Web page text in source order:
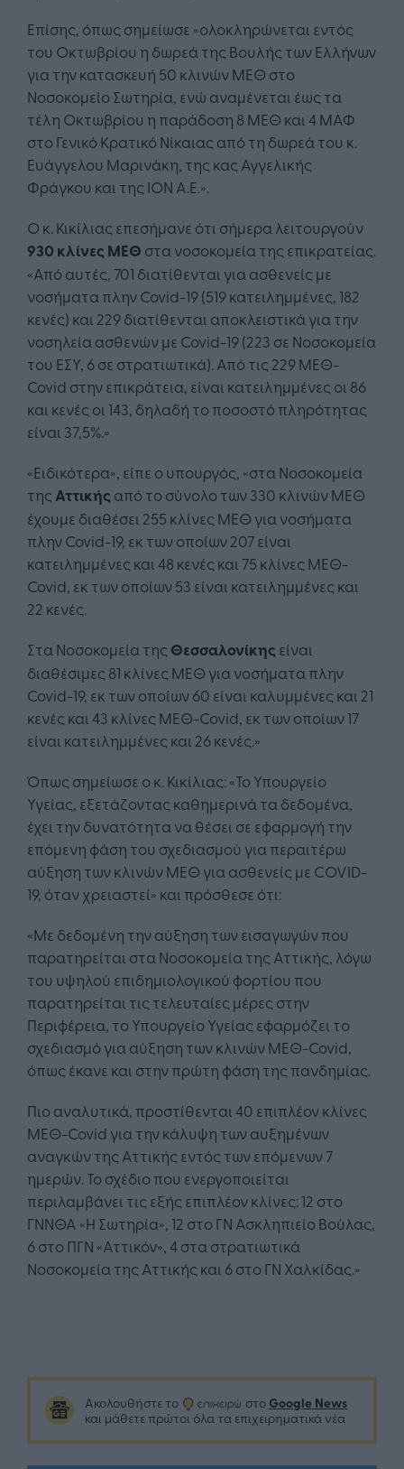
Επίσης, όπως σημείωσε «ολοκληρώνεται εντός
του Οκτωβρίου η δωρεά της Βουλής των Ελλήνων
για την κατασκευή 50 κλινών ΜΕΘ στο
Νοσοκομείο Σωτηρία, ενώ αναμένεται έως τα
τέλη Οκτωβρίου η παράδοση 8 ΜΕΘ και 4 ΜΑΦ
στο Γενικό Κρατικό Νίκαιας από τη δωρεά του κ.
Ευάγγελου Μαρινάκη, της κας Αγγελικής
Φράγκου και της ΙΟΝ Α.Ε.».
Ο κ. Κικίλιας επεσήμανε ότι σήμερα λειτουργούν
930 κλίνες ΜΕΘ στα νοσοκομεία της επικρατείας.
«Από αυτές, 701 διατίθενται για ασθενείς με
νοσήματα πλην Covid-19 (519 κατειλημμένες, 182
κενές) και 229 διατίθενται αποκλειστικά για την
νοσηλεία ασθενών με Covid-19 (223 σε Νοσοκομεία
του ΕΣΥ, 6 σε στρατιωτικά). Από τις 229 ΜΕΘ-
Covid στην επικράτεια, είναι κατειλημμένες οι 86
και κενές οι 143, δηλαδή το ποσοστό πληρότητας
είναι 37,5%.»
«Ειδικότερα», είπε ο υπουργός, «στα Νοσοκομεία
της Αττικής από το σύνολο των 330 κλινών ΜΕΘ
έχουμε διαθέσει 255 κλίνες ΜΕΘ για νοσήματα
πλην Covid-19, εκ των οποίων 207 είναι
κατειλημμένες και 48 κενές και 75 κλίνες ΜΕΘ-
Covid, εκ των οποίων 53 είναι κατειλημμένες και
22 κενές.
Στα Νοσοκομεία της Θεσσαλονίκης είναι
διαθέσιμες 81 κλίνες ΜΕΘ για νοσήματα πλην
Covid-19, εκ των οποίων 60 είναι καλυμμένες και 21
κενές και 43 κλίνες ΜΕΘ-Covid, εκ των οποίων 17
είναι κατειλημμένες και 26 κενές.»
Όπως σημείωσε ο κ. Κικίλιας: «Το Υπουργείο
Υγείας, εξετάζοντας καθημερινά τα δεδομένα,
έχει την δυνατότητα να θέσει σε εφαρμογή την
επόμενη φάση του σχεδιασμού για περαιτέρω
αύξηση των κλινών ΜΕΘ για ασθενείς με COVID-
19, όταν χρειαστεί» και πρόσθεσε ότι:
«Με δεδομένη την αύξηση των εισαγωγών που
παρατηρείται στα Νοσοκομεία της Αττικής, λόγω
του υψηλού επιδημιολογικού φορτίου που
παρατηρείται τις τελευταίες μέρες στην
Περιφέρεια, το Υπουργείο Υγείας εφαρμόζει το
σχεδιασμό για αύξηση των κλινών ΜΕΘ-Covid,
όπως έκανε και στην πρώτη φάση της πανδημίας.
Πιο αναλυτικά, προστίθενται 40 επιπλέον κλίνες
ΜΕΘ-Covid για την κάλυψη των αυξημένων
αναγκών της Αττικής εντός των επόμενων 7
ημερών. Το σχέδιο που ενεργοποιείται
περιλαμβάνει τις εξής επιπλέον κλίνες: 12 στο
ΓΝΝΘΑ «Η Σωτηρία», 12 στο ΓΝ Ασκληπιείο Βούλας,
6 στο ΠΓΝ «Αττικόν», 4 στα στρατιωτικά
Νοσοκομεία της Αττικής και 6 στο ΓΝ Χαλκίδας.»
Ακολουθήστε το στο Google News
και μάθετε πρώτοι όλα τα επιχειρηματικά νέα